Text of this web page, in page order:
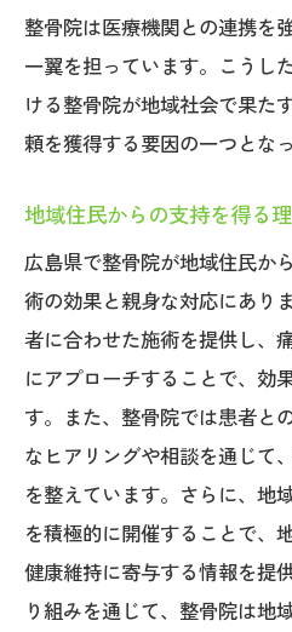
整骨院は医療機関との連携を
一翼を担っています。こうし
ける整骨院が地域社会で果た
頼を獲得する要因の一つとな
地域住民からの支持を得る
広島県で整骨院が地域住民か
術の効果と親身な対応にあり
者に合わせた施術を提供し、
にアプローチすることで、効
す。また、整骨院では患者と
なヒアリングや相談を通じて
を整えています。さらに、地
を積極的に開催することで、
健康維持に寄与する情報を提
り組みを通じて、整骨院は地